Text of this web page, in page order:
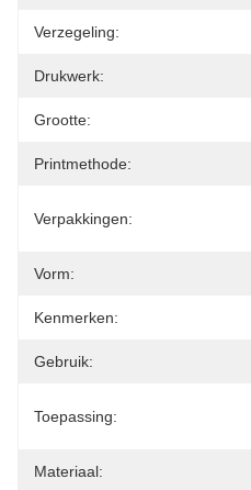
Verzegeling:
Drukwerk:
Grootte:
Printmethode:
Verpakkingen:
Vorm:
Kenmerken:
Gebruik:
Toepassing:
Materiaal: